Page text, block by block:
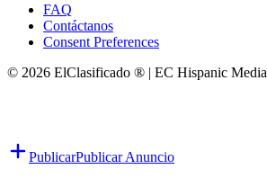
FAQ
Contáctanos
Consent Preferences
© 2026 ElClasificado ® | EC Hispanic Media
PublicarPublicar Anuncio